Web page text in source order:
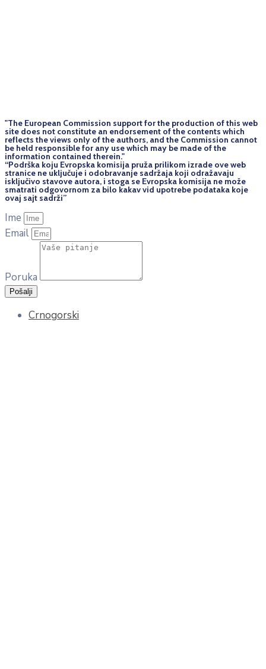
"The European Commission support for the production of this web
site does not constitute an endorsement of the contents which
reflects the views only of the authors, and the Commission cannot
be held responsi­ble for any use which may be made of the
information contained therein."
“Podrška koju Evropska komisija pruža prilikom izrade ove web
stranice ne uključuje i odobravanje sadržaja koji odražavaju
isključivo stavove autora, i stoga se Evropska komisija ne može
smatrati odgovornom za bilo kakav vid upotrebe podataka koje
ovaj sajt sadrži”
Ime
Email
Poruka
Pošalji
Crnogorski